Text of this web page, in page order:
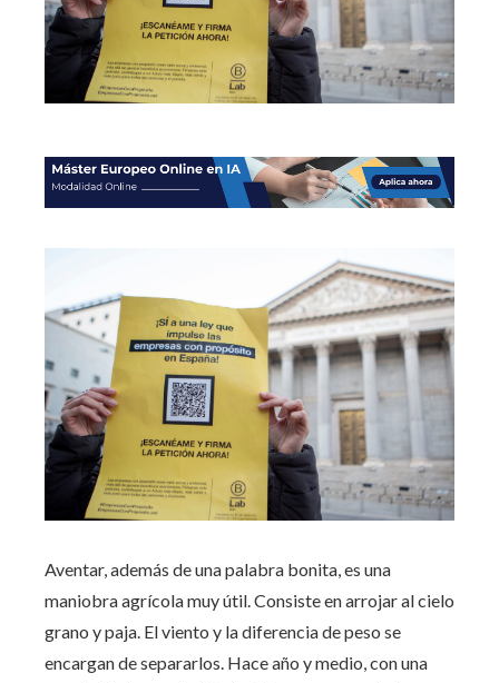
Aventar, además de una palabra bonita, es una
maniobra agrícola muy útil. Consiste en arrojar al cielo
grano y paja. El viento y la diferencia de peso se
encargan de separarlos. Hace año y medio, con una